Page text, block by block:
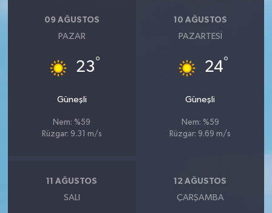
09 AĞUSTOS
PAZAR
23°
Güneşli
Nem: %59
Rüzgar: 9.31 m/s
10 AĞUSTOS
PAZARTESI
24°
Güneşli
Nem: %59
Rüzgar: 9.69 m/s
11 AĞUSTOS
SALI
12 AĞUSTOS
ÇARŞAMBA